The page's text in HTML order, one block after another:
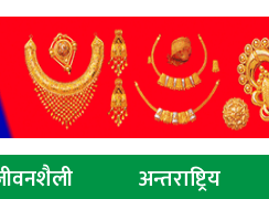
अन्तराष्ट्रिय